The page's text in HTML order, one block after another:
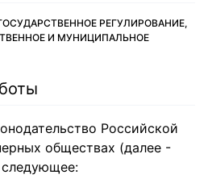
РЕГУЛИРОВАНИЕ,
И МУНИЦИПАЛЬНОЕ
Российской
обществах (далее -